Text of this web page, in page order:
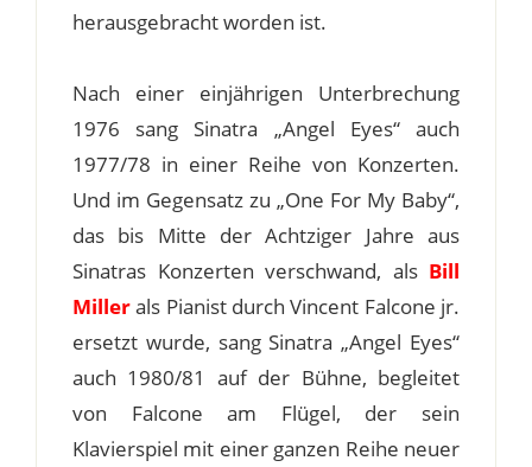
herausgebracht worden ist.
Nach einer einjährigen Unterbrechung
1976 sang Sinatra „Angel Eyes“ auch
1977/78 in einer Reihe von Konzerten.
Und im Gegensatz zu „One For My Baby“,
das bis Mitte der Achtziger Jahre aus
Sinatras Konzerten verschwand, als Bill
Millerals Pianist durch Vincent Falcone jr.
ersetzt wurde, sang Sinatra „Angel Eyes“
auch 1980/81 auf der Bühne, begleitet
von Falcone am Flügel, der sein
Klavierspiel mit einer ganzen Reihe neuer